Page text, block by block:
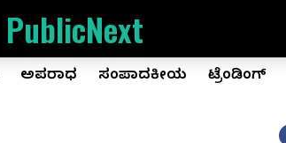
PublicNext
ಅಪರಾಧ ಸಂಪಾದಕೀಯ ಟ್ರೆಂಡಿಂಗ್